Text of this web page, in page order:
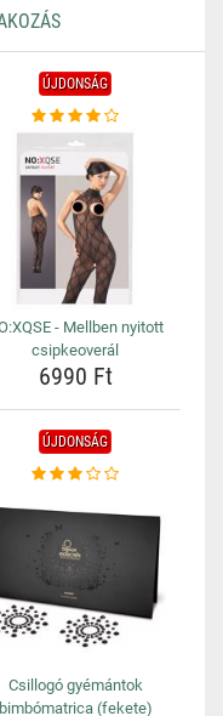
ÚJDONSÁG
- Mellben nyitott
csipkeoverál
6990 Ft
ÚJDONSÁG
Csillogó gyémántok
bimbómatrica (fekete)